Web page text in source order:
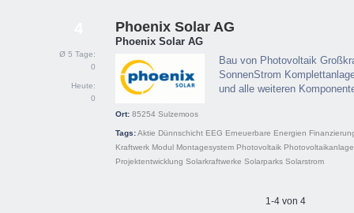
Ø 5 Tage:
0
Heute:
0
Phoenix Solar AG
Phoenix Solar AG
Bau von Photovoltaik
SonnenStrom
und alle weiteren
Ort: 85254 Sulzemoos
Tags:Aktie Dünnschicht EEG Erneuerbare Energien
Kraftwerk Modul Montagesystem Photovoltaik Photovoltaikanlage
Projektentwicklung Solarkraftwerke Solarparks Solarstrom
1-4 von 4